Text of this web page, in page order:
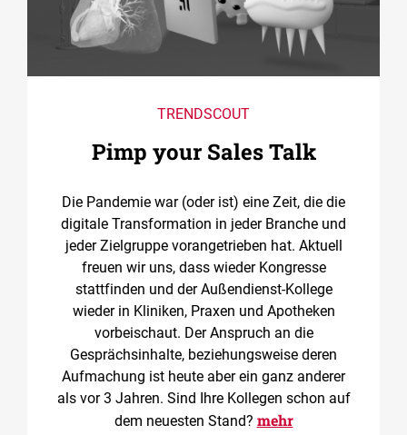
TRENDSCOUT
Pimp your Sales Talk
Die Pandemie war (oder ist) eine Zeit, die die
digitale Transformation in jeder Branche und
jeder Zielgruppe vorangetrieben hat. Aktuell
freuen wir uns, dass wieder Kongresse
stattfinden und der Außendienst-Kollege
wieder in Kliniken, Praxen und Apotheken
vorbeischaut. Der Anspruch an die
Gesprächsinhalte, beziehungsweise deren
Aufmachung ist heute aber ein ganz anderer
als vor 3 Jahren. Sind Ihre Kollegen schon auf
dem neuesten Stand? mehr